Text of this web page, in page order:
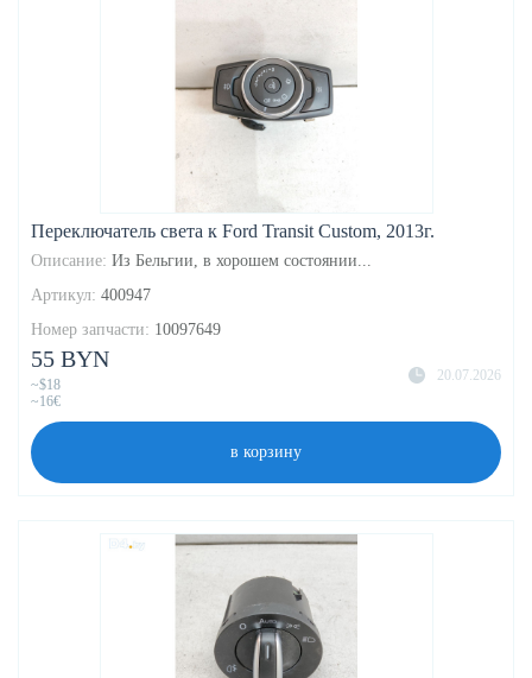
Переключатель света к Ford Transit Custom, 2013г.
Описание: Из Бельгии, в хорошем состоянии...
Артикул: 400947
Номер запчасти: 10097649
20.07.2026
55 BYN
~$18
~16€
в корзину